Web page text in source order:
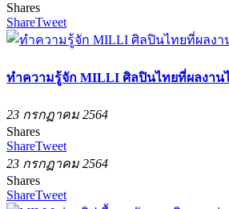
Shares
ShareTweet
ทำความรู้จัก MILLI ศิลปินไทยที่ผลงาน
23 กรกฏาคม 2564
Shares
ShareTweet
23 กรกฏาคม 2564
Shares
ShareTweet